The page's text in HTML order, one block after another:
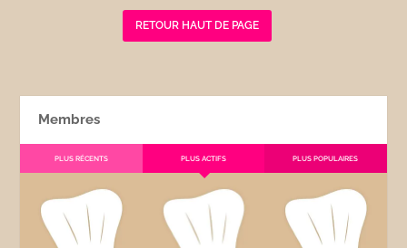
RETOUR HAUT DE PAGE
Membres
PLUS RÉCENTS PLUS ACTIFS PLUS POPULAIRES